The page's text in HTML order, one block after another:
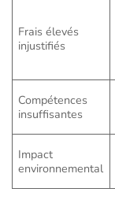
Frais élevés
injustifiés
Compétences
insuffisantes
Impact
environnemental